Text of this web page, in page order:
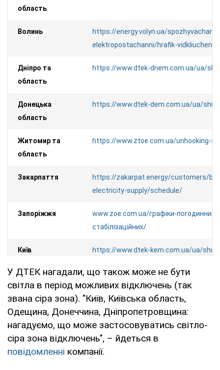
область
Волинь
https://energy.volyn.ua/
elektropostachanni/hrafik-vidkliuchen/
Дніпро та
область
https://www.dtek-dnem.com.ua/ua/
Донецька
область
https://www.dtek-dem.com.ua/ua/
Житомир та
область
https://www.ztoe.com.ua/unhooking-
Закарпаття
https://zakarpat.energy/customers/
electricity-supply/schedule/
Запоріжжя
www.zoe.com.ua/графіки-погодинних-
стабілізаційних/
Київ https://www.dtek-kem.com.ua/ua/
Київська
область
https://www.dtek-krem.com.ua/ua/
Кіровоградська
область
https://kiroe.com.ua/electricity-
У ДТЕК нагадали, що також може не бути
світла в період можливих відключень (так
звана сіра зона). "Київ, Київська область,
Одещина, Донеччина, Дніпропетровщина:
нагадуємо, що може застосовуватись світло-
сіра зона відключень", – йдеться в
повідомленні компанії.